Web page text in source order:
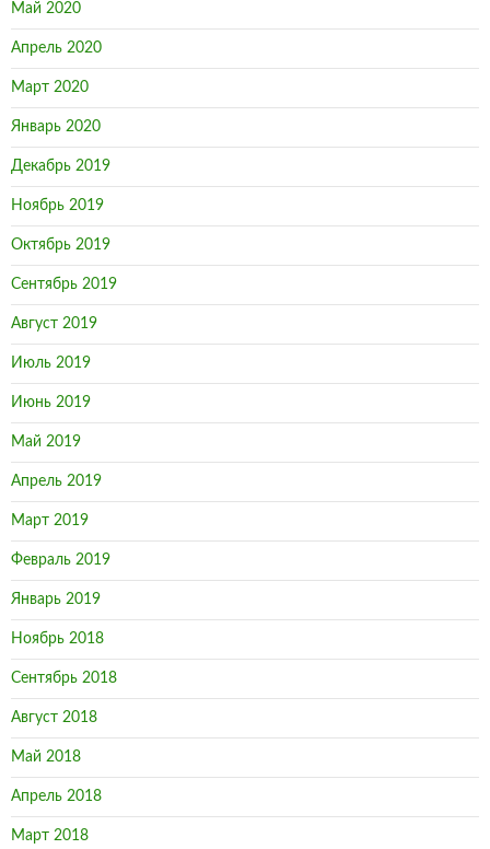
Май 2020
Апрель 2020
Март 2020
Январь 2020
Декабрь 2019
Ноябрь 2019
Октябрь 2019
Сентябрь 2019
Август 2019
Июль 2019
Июнь 2019
Май 2019
Апрель 2019
Март 2019
Февраль 2019
Январь 2019
Ноябрь 2018
Сентябрь 2018
Август 2018
Май 2018
Апрель 2018
Март 2018